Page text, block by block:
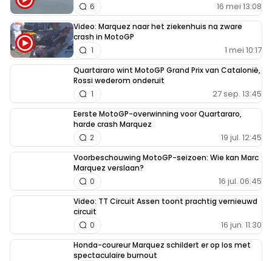
16 mei 13:08
6
Video: Marquez naar het ziekenhuis na zware
crash in MotoGP
1 mei 10:17
1
Quartararo wint MotoGP Grand Prix van Catalonië,
Rossi wederom onderuit
27 sep. 13:45
1
Eerste MotoGP-overwinning voor Quartararo,
harde crash Marquez
19 jul. 12:45
2
Voorbeschouwing MotoGP-seizoen: Wie kan Marc
Marquez verslaan?
16 jul. 06:45
0
Video: TT Circuit Assen toont prachtig vernieuwd
circuit
16 jun. 11:30
0
Honda-coureur Marquez schildert er op los met
spectaculaire burnout